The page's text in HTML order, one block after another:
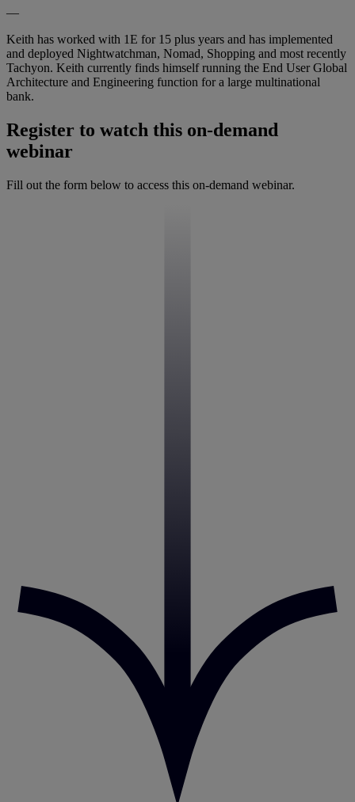
—
Keith has worked with 1E for 15 plus years and has implemented
and deployed Nightwatchman, Nomad, Shopping and most recently
Tachyon. Keith currently finds himself running the End User Global
Architecture and Engineering function for a large multinational
bank.
Register to watch this on-demand
webinar
Fill out the form below to access this on-demand webinar.